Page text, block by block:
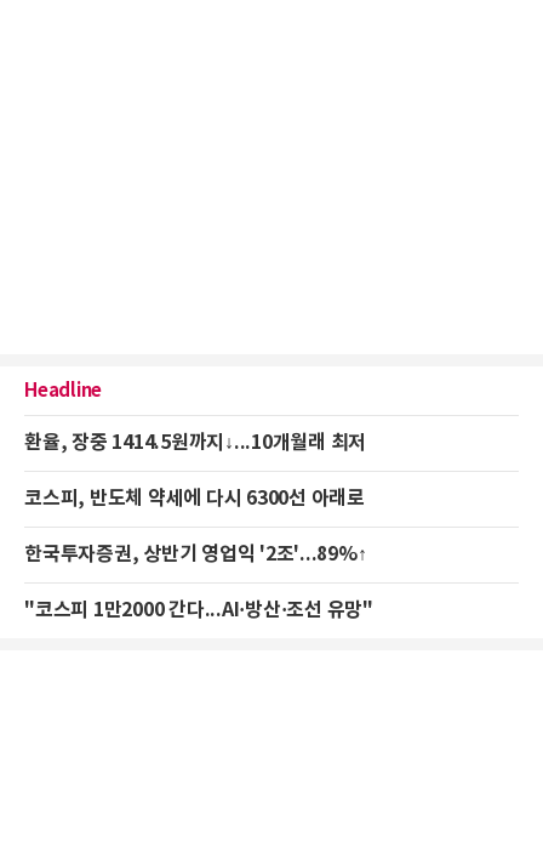
Headline
환율, 장중 1414.5원까지↓...10개월래 최저
코스피, 반도체 약세에 다시 6300선 아래로
한국투자증권, 상반기 영업익 '2조'...89%↑
"코스피 1만2000 간다...AI·방산·조선 유망"